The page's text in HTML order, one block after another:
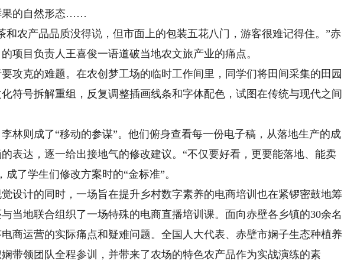
果的自然形态……
农产品品质没得说，但市面上的包装五花八门，游客很难记得住。”赤
项目负责人王喜俊一语道破当地农文旅产业的痛点。
克的难题。在农创梦工场的临时工作间里，同学们将田间采集的田园
符号拆解重组，反复调整插画线条和字体配色，试图在传统与现代之间
则成了“移动的参谋”。他们俯身查看每一份电子稿，从落地生产的成
表达，逐一给出接地气的修改建议。“不仅要好看，更要能落地、能卖
了学生们修改方案时的“金标准”。
计的同时，一场旨在提升乡村数字素养的电商培训也在紧锣密鼓地筹
当地联合组织了一场特殊的电商直播培训课。面向赤壁各乡镇的30余名
商运营的实际痛点和疑难问题。全国人大代表、赤壁市娴子生态种植养
带领团队全程参训，并带来了农场的特色农产品作为实战演练的素